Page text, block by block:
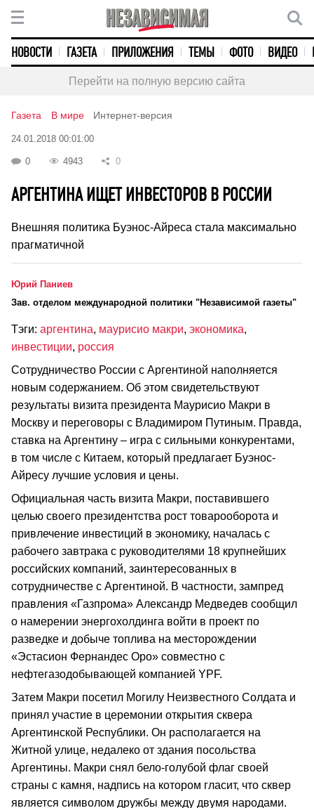
НОВОСТИ ГАЗЕТА ПРИЛОЖЕНИЯ ТЕМЫ ФОТО ВИДЕО
Перейти на полную версию сайта
Газета В мире Интернет-версия
24.01.2018 00:01:00
0 4943 0
АРГЕНТИНА ИЩЕТ ИНВЕСТОРОВ В РОССИИ
Внешняя политика Буэнос-Айреса стала максимально
прагматичной
Юрий Паниев
Зав. отделом международной политики "Независимой газеты"
Тэги: аргентина, маурисио макри, экономика,
инвестиции, россия
Сотрудничество России с Аргентиной наполняется
новым содержанием. Об этом свидетельствуют
результаты визита президента Маурисио Макри в
Москву и переговоры с Владимиром Путиным. Правда,
ставка на Аргентину – игра с сильными конкурентами,
в том числе с Китаем, который предлагает Буэнос-
Айресу лучшие условия и цены.
Официальная часть визита Макри, поставившего
целью своего президентства рост товарооборота и
привлечение инвестиций в экономику, началась с
рабочего завтрака с руководителями 18 крупнейших
российских компаний, заинтересованных в
сотрудничестве с Аргентиной. В частности, зампред
правления «Газпрома» Александр Медведев сообщил
о намерении энергохолдинга войти в проект по
разведке и добыче топлива на месторождении
«Эстасион Фернандес Оро» совместно с
нефтегазодобывающей компанией YPF.
Затем Макри посетил Могилу Неизвестного Солдата и
принял участие в церемонии открытия сквера
Аргентинской Республики. Он располагается на
Житной улице, недалеко от здания посольства
Аргентины. Макри снял бело-голубой флаг своей
страны с камня, надпись на котором гласит, что сквер
является символом дружбы между двумя народами.